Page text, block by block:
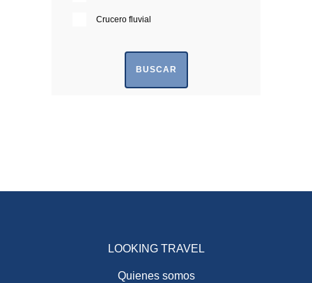
Crucero fluvial
BUSCAR
LOOKING TRAVEL
Quienes somos